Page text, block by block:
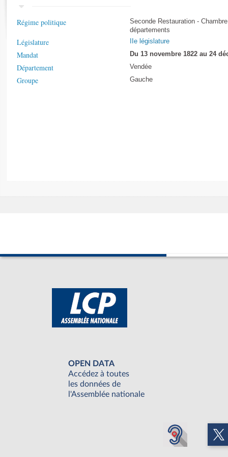
Rapports sur l'application des lois
Baromètre de l’application des lois
Dossiers législatifs
Budget et sécurité sociale
Régime politique
Seconde Restauration -
départements
Législature IIe législature
Mandat Du 13 novembre 1822 au 24
Département Vendée
Groupe Gauche
OPEN DATA
Accédez à toutes
les données de
l'Assemblée nationale